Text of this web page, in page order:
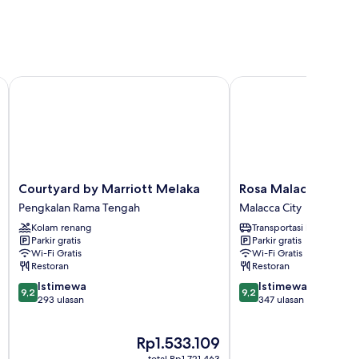
Courtyard
by
Marriott
Melaka
Pengkalan
Rama
Tengah
Courtyard by Marriott Melaka
Pengkalan Rama Tengah
Kolam renang
Parkir gratis
Wi-Fi Gratis
Restoran
9.2
dari
9,2 Istimewa
293 ulasan
Harga
sekarang
Rp1.533.109
Courtyard by Marriott Melaka
Rosa
Malacca
Malacca
City
Rosa Malacca
Malacca City
Transportasi bandara
Parkir gratis
Wi-Fi Gratis
Restoran
9.2
dari
9,2 Istimewa
347 ulasan
Rosa Malacca